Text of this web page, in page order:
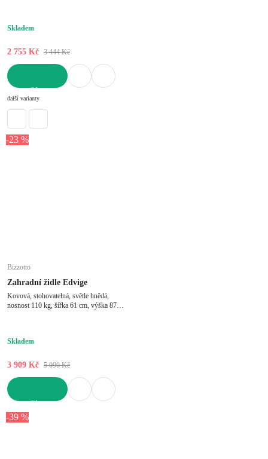
Skladem
2 755 Kč 3 444 Kč
další varianty
-23 %
Bizzotto
Zahradní židle Edvige
Kovová, stohovatelná, světle hnědá,
nosnost 110 kg, šířka 61 cm, výška 87
Skladem
3 909 Kč 5 090 Kč
-39 %